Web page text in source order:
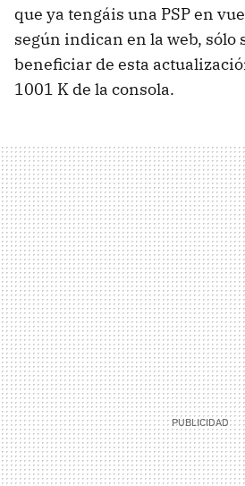
que ya tengáis una PSP en
según indican en la web, sólo
beneficiar de esta
1001 K de la consola.